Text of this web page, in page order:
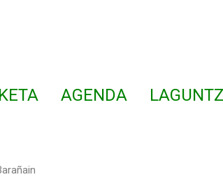
AGENDA